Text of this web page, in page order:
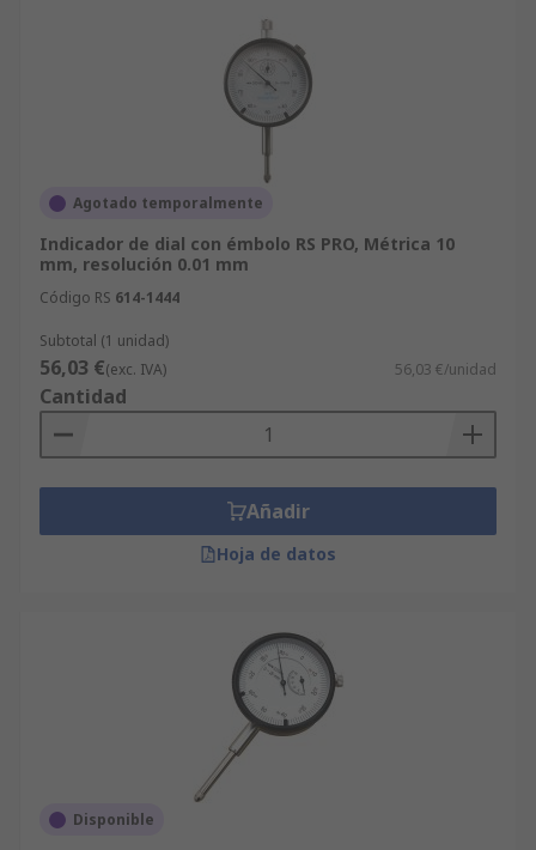
Agotado temporalmente
Indicador de dial con émbolo RS PRO, Métrica 10
mm, resolución 0.01 mm
Código RS 614-1444
Subtotal (1 unidad)
56,03 €(exc. IVA) 56,03 €/unidad
Cantidad
Añadir
Hoja de datos
Disponible